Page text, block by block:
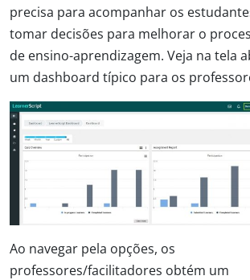
precisa para acompanhar os
tomar decisões para melhorar o
de ensino-aprendizagem. Veja na tela
um dashboard típico para os
Ao navegar pela opções, os
professores/facilitadores obtém um